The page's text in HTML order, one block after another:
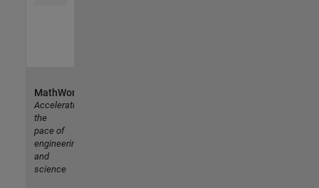
MathWorks
Accelerating
the
pace of
engineering
and
science